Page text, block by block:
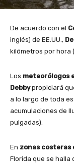
De acuerdo con el
inglés) de EE.UU.,
kilómetros por hora
Los meteorólogos
Debbypropiciará
a lo largo de toda
acumulaciones de
pulgadas).
En zonas costeras
Florida que se halla